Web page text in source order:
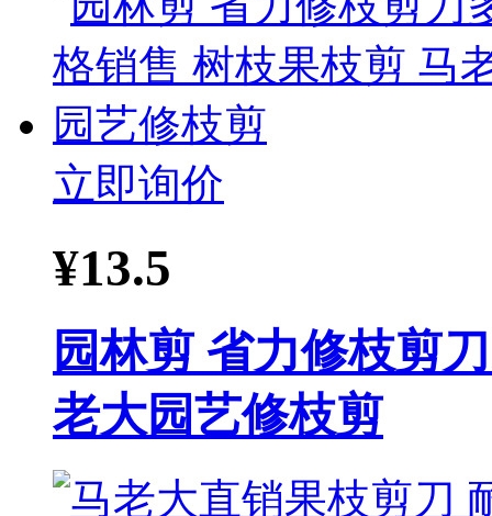
立即询价
¥13.5
园林剪 省力修枝剪
老大园艺修枝剪